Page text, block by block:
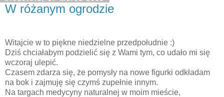
W różanym ogrodzie
Witajcie w to piękne niedzielne przedpołudnie :)
Dziś chciałabym podzielić się z Wami tym, co udało mi się
wczoraj ulepić.
Czasem zdarza się, że pomysły na nowe figurki odkładam
na bok i zajmuję się czymś zupełnie innym.
Na targach medycyny naturalnej w moim mieście,